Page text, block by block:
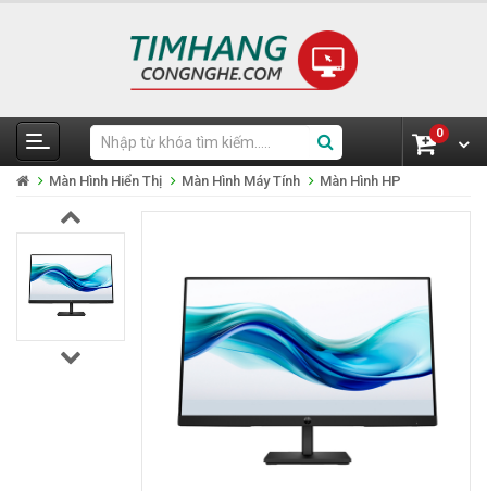
0
Màn Hình Hiển Thị Màn Hình Máy Tính Màn Hình HP